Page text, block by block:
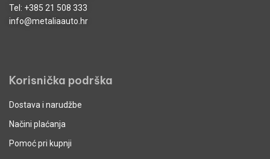
Tel: +385 21 508 333
info@metaliaauto.hr
Korisnička podrška
Dostava i narudžbe
Načini plaćanja
Pomoć pri kupnji